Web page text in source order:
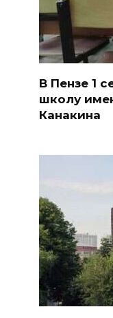
В Пензе 1
школу
Канакина